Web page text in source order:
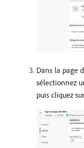
Dans la page
sélectionnez
puis cliquez sur